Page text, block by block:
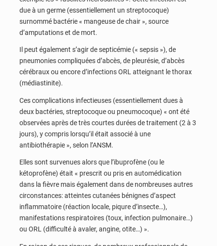
due à un germe (essentiellement un streptocoque)
surnommé bactérie « mangeuse de chair », source
d’amputations et de mort.
Il peut également s’agir de septicémie (« sepsis »), de
pneumonies compliquées d’abcès, de pleurésie, d’abcès
cérébraux ou encore d’infections ORL atteignant le thorax
(médiastinite).
Ces complications infectieuses (essentiellement dues à
deux bactéries, streptocoque ou pneumocoque) « ont été
observées après de très courtes durées de traitement (2 à 3
jours), y compris lorsqu’il était associé à une
antibiothérapie », selon l’ANSM.
Elles sont survenues alors que l’ibuprofène (ou le
kétoprofène) était « prescrit ou pris en automédication
dans la fièvre mais également dans de nombreuses autres
circonstances: atteintes cutanées bénignes d’aspect
inflammatoire (réaction locale, piqure d’insecte…),
manifestations respiratoires (toux, infection pulmonaire…)
ou ORL (difficulté à avaler, angine, otite…) ».